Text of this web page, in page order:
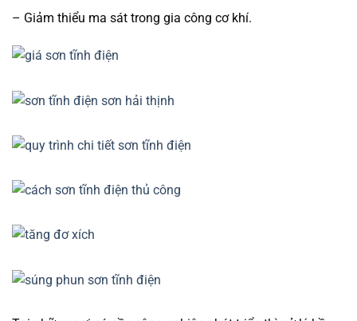
– Giảm thiểu ma sát trong gia công cơ khí.